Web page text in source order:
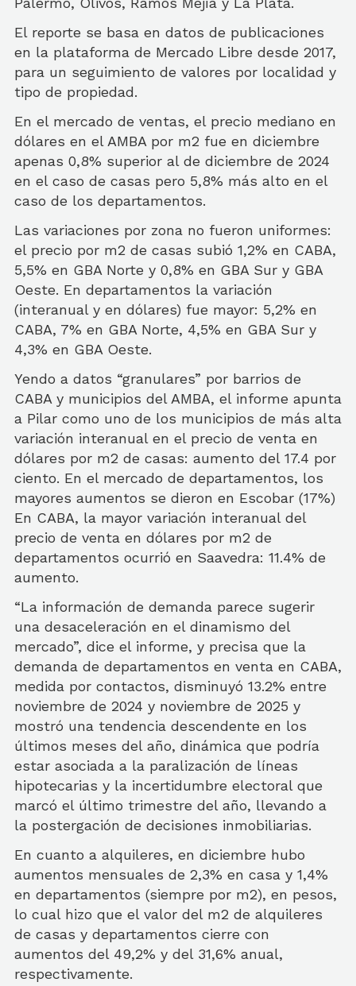
El reporte se basa en datos de publicaciones
en la plataforma de Mercado Libre desde 2017,
para un seguimiento de valores por localidad y
tipo de propiedad.
En el mercado de ventas, el precio mediano en
dólares en el AMBA por m2 fue en diciembre
apenas 0,8% superior al de diciembre de 2024
en el caso de casas pero 5,8% más alto en el
caso de los departamentos.
Las variaciones por zona no fueron uniformes:
el precio por m2 de casas subió 1,2% en CABA,
5,5% en GBA Norte y 0,8% en GBA Sur y GBA
Oeste. En departamentos la variación
(interanual y en dólares) fue mayor: 5,2% en
CABA, 7% en GBA Norte, 4,5% en GBA Sur y
4,3% en GBA Oeste.
Yendo a datos “granulares” por barrios de
CABA y municipios del AMBA, el informe apunta
a Pilar como uno de los municipios de más alta
variación interanual en el precio de venta en
dólares por m2 de casas: aumento del 17.4 por
ciento. En el mercado de departamentos, los
mayores aumentos se dieron en Escobar (17%)
En CABA, la mayor variación interanual del
precio de venta en dólares por m2 de
departamentos ocurrió en Saavedra: 11.4% de
aumento.
“La información de demanda parece sugerir
una desaceleración en el dinamismo del
mercado”, dice el informe, y precisa que la
demanda de departamentos en venta en CABA,
medida por contactos, disminuyó 13.2% entre
noviembre de 2024 y noviembre de 2025 y
mostró una tendencia descendente en los
últimos meses del año, dinámica que podría
estar asociada a la paralización de líneas
hipotecarias y la incertidumbre electoral que
marcó el último trimestre del año, llevando a
la postergación de decisiones inmobiliarias.
En cuanto a alquileres, en diciembre hubo
aumentos mensuales de 2,3% en casa y 1,4%
en departamentos (siempre por m2), en pesos,
lo cual hizo que el valor del m2 de alquileres
de casas y departamentos cierre con
aumentos del 49,2% y del 31,6% anual,
respectivamente.